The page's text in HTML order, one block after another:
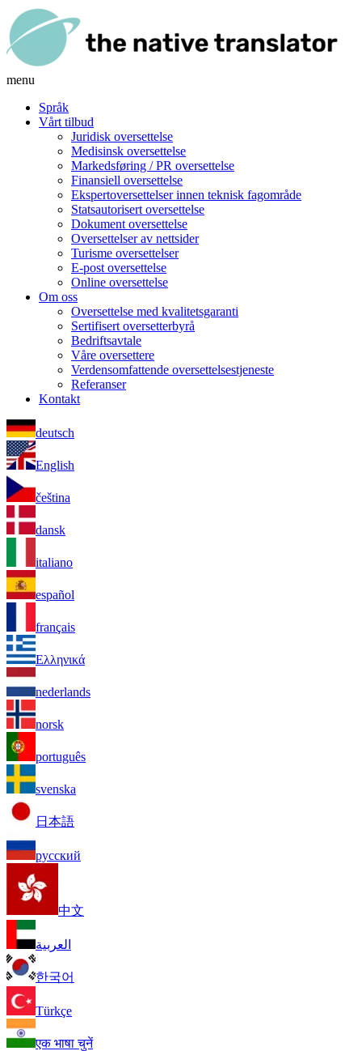
menu
Språk
Vårt tilbud
Juridisk oversettelse
Medisinsk oversettelse
Markedsføring / PR oversettelse
Finansiell oversettelse
Ekspertoversettelser innen teknisk fagområde
Statsautorisert oversettelse
Dokument oversettelse
Oversettelser av nettsider
Turisme oversettelser
E-post oversettelse
Online oversettelse
Om oss
Oversettelse med kvalitetsgaranti
Sertifisert oversetterbyrå
Bedriftsavtale
Våre oversettere
Verdensomfattende oversettelsestjeneste
Referanser
Kontakt
deutsch
English
čeština
dansk
italiano
español
français
Ελληνικά
nederlands
norsk
português
svenska
日本語
русский
中文
العربية
한국어
Türkçe
एक भाषा चुनें